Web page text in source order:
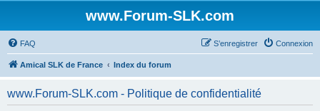
www.Forum-SLK.com
FAQ Connexion
S’enregistrer
Amical SLK de France Index du forum
www.Forum-SLK.com - Politique de confidentialité